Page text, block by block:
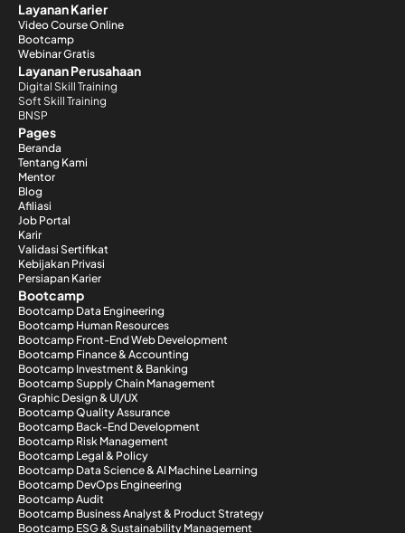
Layanan Karier
Video Course Online
Bootcamp
Webinar Gratis
Layanan Perusahaan
Digital Skill Training
Soft Skill Training
BNSP
Pages
Beranda
Tentang Kami
Mentor
Blog
Afiliasi
Job Portal
Karir
Validasi Sertifikat
Kebijakan Privasi
Persiapan Karier
Bootcamp
Bootcamp Data Engineering
Bootcamp Human Resources
Bootcamp Front-End Web Development
Bootcamp Finance & Accounting
Bootcamp Investment & Banking
Bootcamp Supply Chain Management
Graphic Design & UI/UX
Bootcamp Quality Assurance
Bootcamp Back-End Development
Bootcamp Risk Management
Bootcamp Legal & Policy
Bootcamp Data Science & AI Machine Learning
Bootcamp DevOps Engineering
Bootcamp Audit
Bootcamp Business Analyst & Product Strategy
Bootcamp ESG & Sustainability Management